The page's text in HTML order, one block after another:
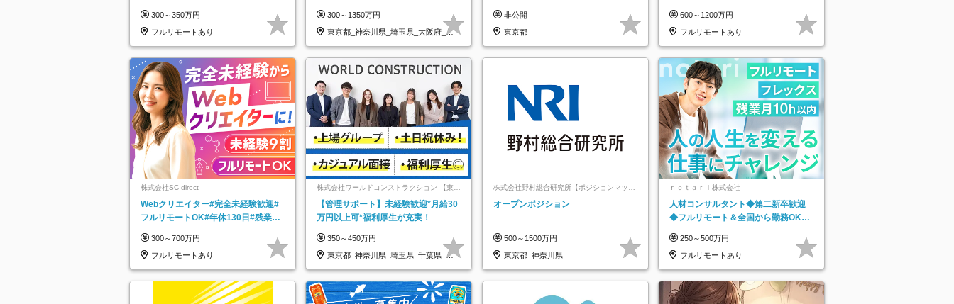
300～350万円
フルリモートあり
b
300～1350万円
東京都_神奈川県_埼玉県_大阪府_愛
知県…
非公開
東京都
600～1200万円
フルリモートあり
株式会社SC direct
Webクリエイター#完全未経験歓迎#
フルリモートOK#年休130日#残業月
300～700万円
フルリモートあり
株式会社ワールドコンストラクション 【東証
一部】 (ワールドホールディングス・グルー
プ)【管理サポート】未経験歓迎*月給30
万円以上可*福利厚生が充実！
350～450万円
東京都_神奈川県_埼玉県_千葉県_大
阪府…
株式会社野村総合研究所【ポジションマッチ
オープンポジション
500～1500万円
東京都_神奈川県
ｎｏｔａｒｉ株式会社
人材コンサルタント◆第二新卒歓迎
◆フルリモート＆全国から勤務OK◆
250～500万円
フルリモートあり